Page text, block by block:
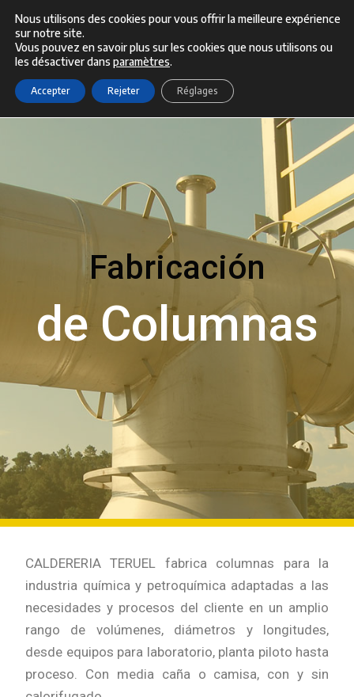
Aller
contenu
Menu
Fabricación
de Columnas
CALDERERIA TERUEL fabrica columnas para la
industria química y petroquímica adaptadas a las
necesidades y procesos del cliente en un amplio
rango de volúmenes, diámetros y longitudes,
desde equipos para laboratorio, planta piloto hasta
proceso. Con media caña o camisa, con y sin
Nous utilisons des cookies pour vous offrir la meilleure expérience
sur notre site.
Vous pouvez en savoir plus sur les cookies que nous utilisons ou
les désactiver dans paramètres.
Accepter Rejeter Réglages